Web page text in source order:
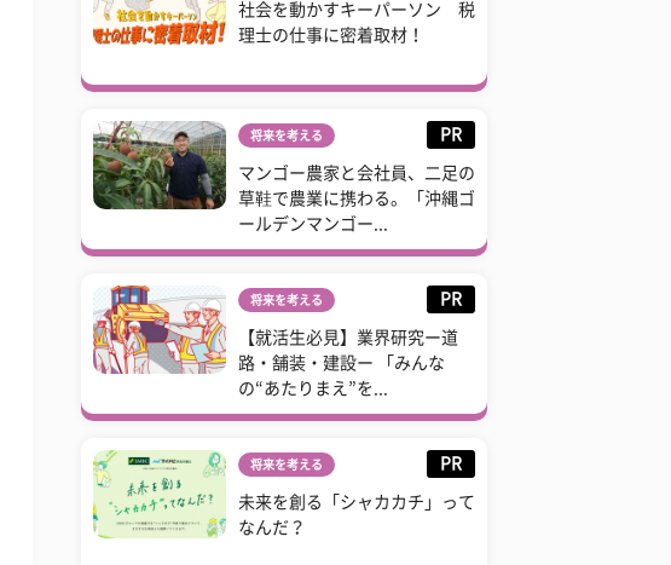
社会を動かすキーパーソン 税
理士の仕事に密着取材！
将来を考える PR
マンゴー農家と会社員、二足の
草鞋で農業に携わる。「沖縄ゴ
ールデンマンゴー...
将来を考える PR
【就活生必見】業界研究ー道
路・舗装・建設ー 「みんな
の“あたりまえ”を...
将来を考える PR
未来を創る「シャカカチ」って
なんだ？